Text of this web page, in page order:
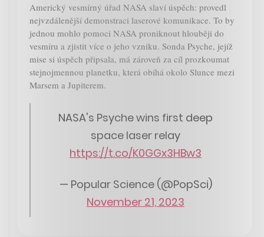
Americký vesmírný úřad NASA slaví úspěch: provedl
nejvzdálenější demonstraci laserové komunikace. To by
jednou mohlo pomoci NASA proniknout hlouběji do
vesmíru a zjistit více o jeho vzniku. Sonda Psyche, jejíž
mise si úspěch připsala, má zároveň za cíl prozkoumat
stejnojmennou planetku, která obíhá okolo Slunce mezi
Marsem a Jupiterem.
NASA's Psyche wins first deep
space laser relay
https://t.co/K0GGx3HBw3
— Popular Science (@PopSci)
November 21, 2023